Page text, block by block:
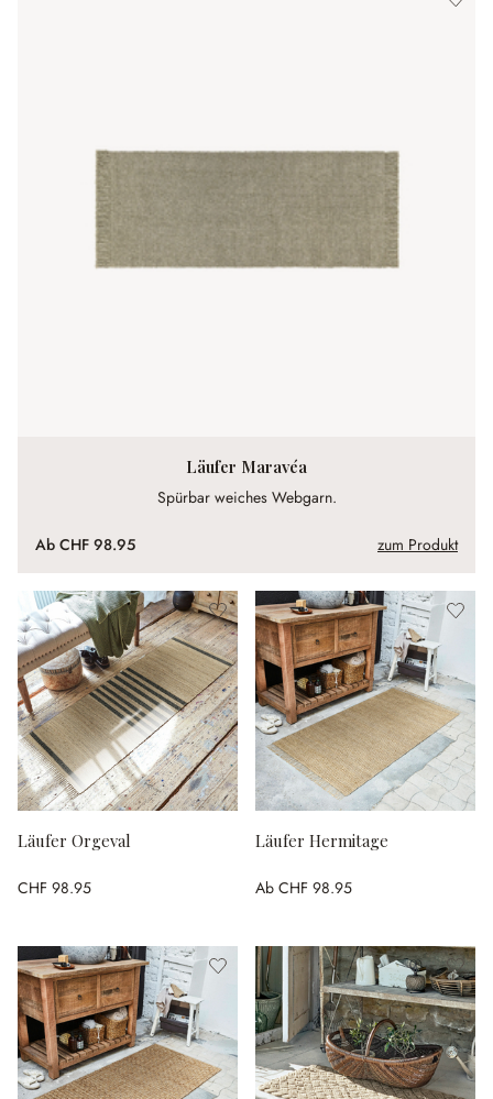
Läufer Maravéa
Spürbar weiches Webgarn.
Ab CHF 98.95 zum Produkt
Läufer Orgeval
CHF 98.95
Läufer Hermitage
Ab CHF 98.95